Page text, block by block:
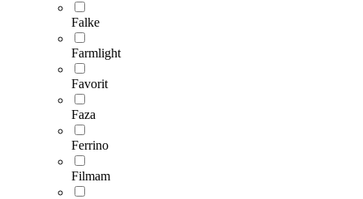
Falke
Farmlight
Favorit
Faza
Ferrino
Filmam